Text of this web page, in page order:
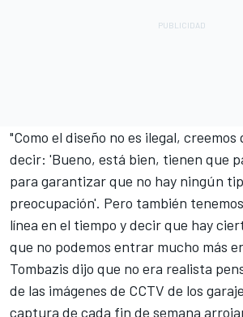
"Como el diseño no es ilegal,
decir: 'Bueno, está bien, tienen que
para garantizar que no hay ningún
preocupación'. Pero también
línea en el tiempo y decir que hay
que no podemos entrar mucho más
Tombazis dijo que no era realista
de las imágenes de CCTV de los
captura de cada fin de semana